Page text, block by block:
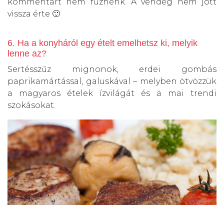
vissza érte 🙂
6. Ha a konyháról egy ételt emelhetsz ki, melyik
lenne az?
Sertésszűz mignonok, erdei gombás
paprikamártással, galuskával – melyben ötvözzük
a magyaros ételek ízvilágát és a mai trendi
szokásokat.